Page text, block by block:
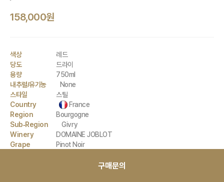
158,000원
색상
레드
당도
드라이
용량
750ml
내추럴/유기농
None
스타일
스틸
Country
France
Region
Bourgogne
Sub-Region
Givry
Winery
DOMAINE JOBLOT
Grape
Pinot Noir
구매문의